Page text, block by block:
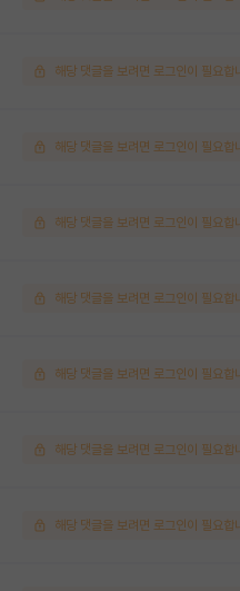
해당 댓글을 보려면 로그인이 필요합
해당 댓글을 보려면 로그인이 필요합
해당 댓글을 보려면 로그인이 필요합
해당 댓글을 보려면 로그인이 필요합
해당 댓글을 보려면 로그인이 필요합
해당 댓글을 보려면 로그인이 필요합
해당 댓글을 보려면 로그인이 필요합